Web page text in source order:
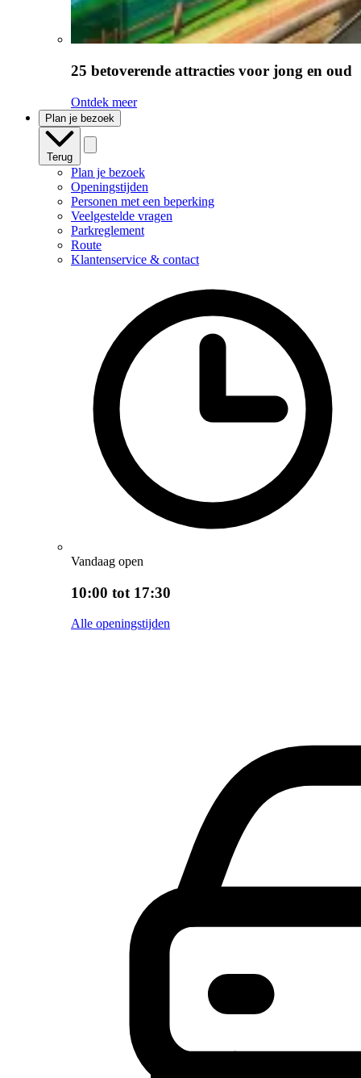
25 betoverende attracties voor jong en oud
Ontdek meer
Plan je bezoek
Terug
Plan je bezoek
Openingstijden
Personen met een beperking
Veelgestelde vragen
Parkreglement
Route
Klantenservice & contact
Vandaag open
10:00 tot 17:30
Alle openingstijden